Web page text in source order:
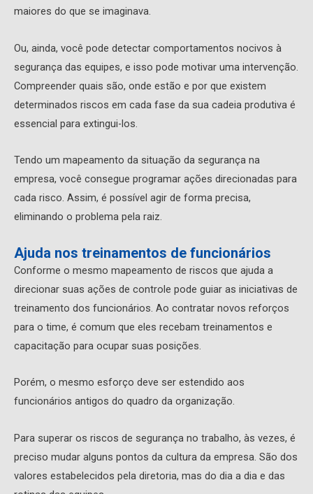
maiores do que se imaginava.
Ou, ainda, você pode detectar comportamentos nocivos à
segurança das equipes, e isso pode motivar uma intervenção.
Compreender quais são, onde estão e por que existem
determinados riscos em cada fase da sua cadeia produtiva é
essencial para extingui-los.
Tendo um mapeamento da situação da segurança na
empresa, você consegue programar ações direcionadas para
cada risco. Assim, é possível agir de forma precisa,
eliminando o problema pela raiz.
Ajuda nos treinamentos de funcionários
Conforme o mesmo mapeamento de riscos que ajuda a
direcionar suas ações de controle pode guiar as iniciativas de
treinamento dos funcionários. Ao contratar novos reforços
para o time, é comum que eles recebam treinamentos e
capacitação para ocupar suas posições.
Porém, o mesmo esforço deve ser estendido aos
funcionários antigos do quadro da organização.
Para superar os riscos de segurança no trabalho, às vezes, é
preciso mudar alguns pontos da cultura da empresa. São dos
valores estabelecidos pela diretoria, mas do dia a dia e das